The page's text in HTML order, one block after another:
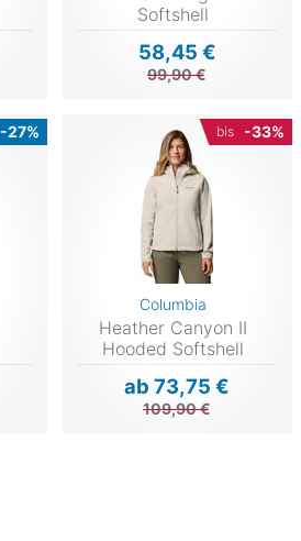
Softshell
58,45 €
99,90 €
-27% bis -33%
Columbia
Heather Canyon II
Hooded Softshell
ab 73,75 €
109,90 €